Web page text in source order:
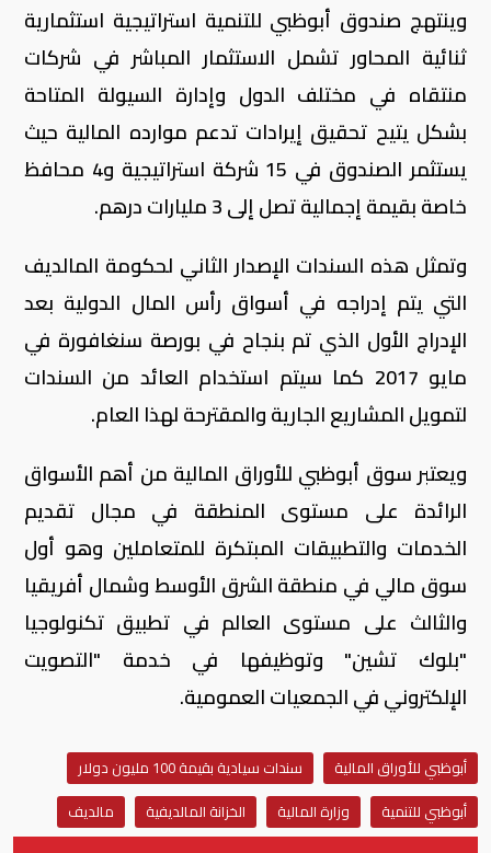
وينتهج صندوق أبوظبي للتنمية استراتيجية استثمارية
ثنائية المحاور تشمل الاستثمار المباشر في شركات
منتقاه في مختلف الدول وإدارة السيولة المتاحة
بشكل يتيح تحقيق إيرادات تدعم موارده المالية حيث
يستثمر الصندوق في 15 شركة استراتيجية و4 محافظ
خاصة بقيمة إجمالية تصل إلى 3 مليارات درهم.
وتمثل هذه السندات الإصدار الثاني لحكومة المالديف
التي يتم إدراجه في أسواق رأس المال الدولية بعد
الإدراج الأول الذي تم بنجاح في بورصة سنغافورة في
مايو 2017 كما سيتم استخدام العائد من السندات
لتمويل المشاريع الجارية والمقترحة لهذا العام.
ويعتبر سوق أبوظبي للأوراق المالية من أهم الأسواق
الرائدة على مستوى المنطقة في مجال تقديم
الخدمات والتطبيقات المبتكرة للمتعاملين وهو أول
سوق مالي في منطقة الشرق الأوسط وشمال أفريقيا
والثالث على مستوى العالم في تطبيق تكنولوجيا
"بلوك تشين" وتوظيفها في خدمة "التصويت
الإلكتروني في الجمعيات العمومية.
أبوظبي للأوراق المالية
سندات سيادية بقيمة 100 مليون دولار
أبوظبي للتنمية
وزارة المالية الخزانة المالديفية مالديف